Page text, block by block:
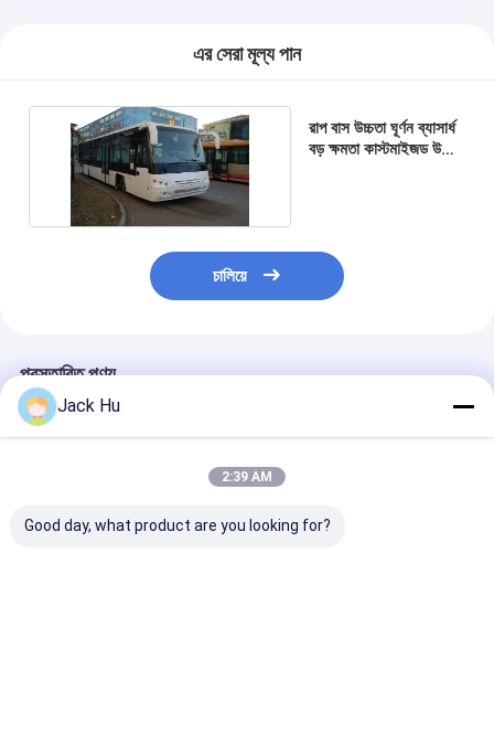
এর সেরা মূল্য পান
রাপ বাস উচ্চতা ঘূর্ণন ব্যাসার্ধ
বড় ক্ষমতা কাস্টমাইজড উচ্চ
চালিয়ে
প্রস্তাবিত পণ্য
Jack Hu
2:39 AM
Good day, what product are you looking for?